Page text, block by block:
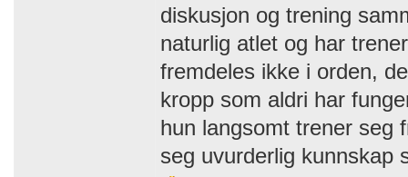
diskusjon og trening
naturlig atlet og har
fremdeles ikke i orden,
kropp som aldri har
hun langsomt trener seg
seg uvurderlig kunnskap